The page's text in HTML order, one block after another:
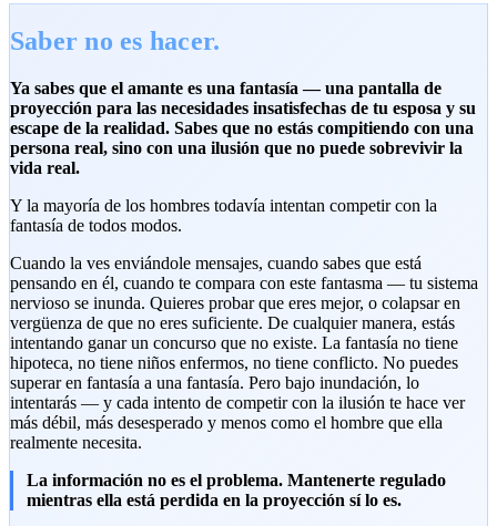
Saber no es hacer.
Ya sabes que el amante es una fantasía — una pantalla de
proyección para las necesidades insatisfechas de tu esposa y su
escape de la realidad. Sabes que no estás compitiendo con una
persona real, sino con una ilusión que no puede sobrevivir la
vida real.
Y la mayoría de los hombres todavía intentan competir con la
fantasía de todos modos.
Cuando la ves enviándole mensajes, cuando sabes que está
pensando en él, cuando te compara con este fantasma — tu sistema
nervioso se inunda. Quieres probar que eres mejor, o colapsar en
vergüenza de que no eres suficiente. De cualquier manera, estás
intentando ganar un concurso que no existe. La fantasía no tiene
hipoteca, no tiene niños enfermos, no tiene conflicto. No puedes
superar en fantasía a una fantasía. Pero bajo inundación, lo
intentarás — y cada intento de competir con la ilusión te hace ver
más débil, más desesperado y menos como el hombre que ella
realmente necesita.
La información no es el problema. Mantenerte regulado
mientras ella está perdida en la proyección sí lo es.